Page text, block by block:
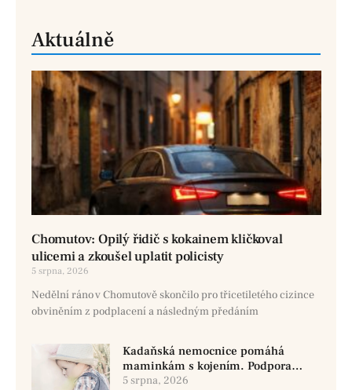
Aktuálně
Chomutov: Opilý řidič s kokainem kličkoval
ulicemi a zkoušel uplatit policisty
5 srpna, 2026
Nedělní ráno v Chomutově skončilo pro třicetiletého cizince
obviněním z podplacení a následným předáním
Kadaňská nemocnice pomáhá
maminkám s kojením. Podpora
začíná už před porodem
5 srpna, 2026